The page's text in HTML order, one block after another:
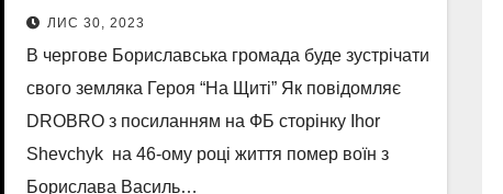
з Борислава
ЛИС 30, 2023
В чергове Бориславська громада буде зустрічати
свого земляка Героя “На Щиті” Як повідомляє
DROBRO з посиланням на ФБ сторінку Ihor
Shevchyk на 46-ому році життя помер воїн з
Борислава Василь…